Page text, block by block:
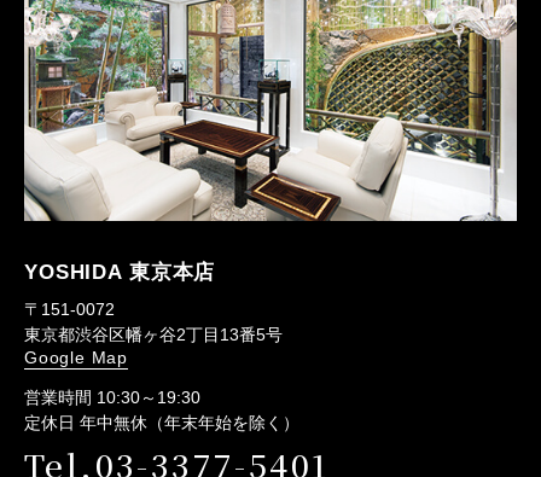
YOSHIDA 東京本店
〒151-0072
東京都渋谷区幡ヶ谷2丁目13番5号
Google Map
営業時間 10:30～19:30
定休日 年中無休（年末年始を除く）
Tel.03-3377-5401